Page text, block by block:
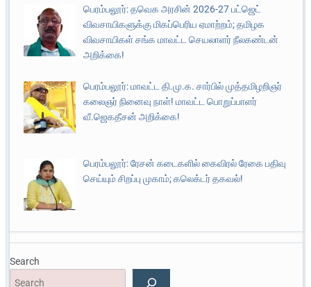
பெரம்பலூர்: தவெக அரசின் 2026-27 பட்ஜெட்
விவசாயிகளுக்கு மிகப்பெரிய ஏமாற்றம்; தமிழக
விவசாயிகள் சங்க மாவட்ட செயலாளர் நீலகண்டன்
அறிக்கை!
பெரம்பலூர்: மாவட்ட தி.மு.க. சார்பில் முத்தமிழறிஞர்
கலைஞர் நினைவு நாள்! மாவட்ட பொறுப்பாளர்
வீ.ஜெகதீசன் அறிக்கை!
பெரம்பலூர்: ரேசன் கடைகளில் கைவிரல் ரேகை பதிவு
செய்யும் சிறப்பு முகாம்; கலெக்டர் தகவல்!
Search